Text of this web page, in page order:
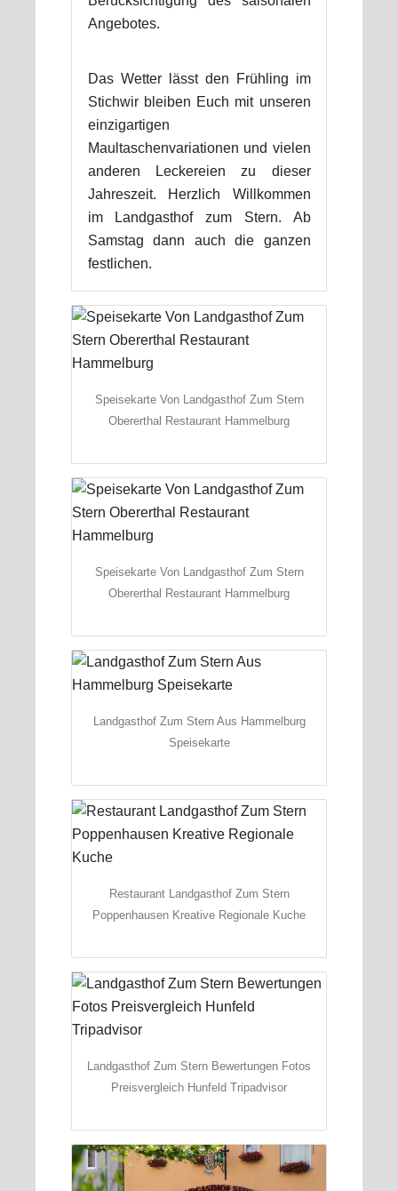
Angebotes.
Das Wetter lässt den Frühling im
Stichwir bleiben Euch mit unseren
einzigartigen
Maultaschenvariationen und vielen
anderen Leckereien zu dieser
Jahreszeit. Herzlich Willkommen
im Landgasthof zum Stern. Ab
Samstag dann auch die ganzen
festlichen.
Speisekarte Von Landgasthof Zum Stern
Obererthal Restaurant Hammelburg
Speisekarte Von Landgasthof Zum Stern
Obererthal Restaurant Hammelburg
Landgasthof Zum Stern Aus Hammelburg
Speisekarte
Restaurant Landgasthof Zum Stern
Poppenhausen Kreative Regionale Kuche
Landgasthof Zum Stern Bewertungen Fotos
Preisvergleich Hunfeld Tripadvisor